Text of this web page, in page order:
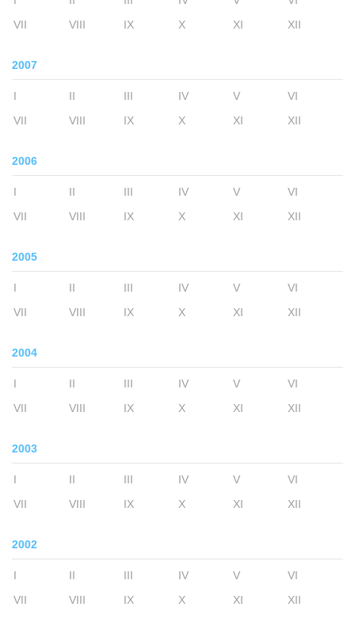
VII
VIII IX X XI XII
2007
I II III IV V
VI
VII
VIII IX X XI XII
2006
I II III IV V
VI
VII
VIII IX X XI XII
2005
I II III IV V
VI
VII
VIII IX X XI XII
2004
I II III IV V
VI
VII
VIII IX X XI XII
2003
I II III IV V
VI
VII
VIII IX X XI XII
2002
I II III IV V
VI
VII
VIII IX X XI XII